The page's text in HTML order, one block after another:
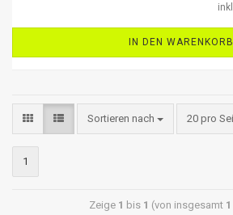
IN DEN WARENKORB
Sortieren nach 20 pro
1
Zeige 1 bis 1 (von insgesamt 1